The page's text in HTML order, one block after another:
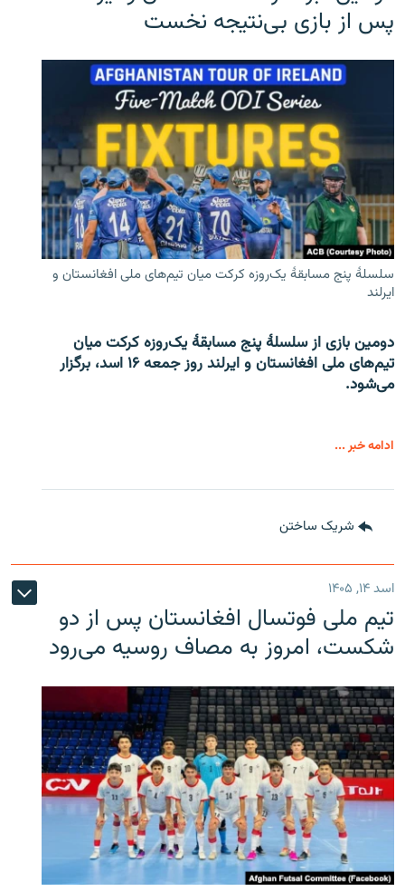
پس از بازی بی‌نتیجه نخست
سلسلۀ پنج مسابقۀ یک‌روزه کرکت میان تیم‌های ملی افغانستان و
ایرلند
دومین بازی از سلسلۀ پنج مسابقۀ یک‌روزه کرکت میان
تیم‌های ملی افغانستان و ایرلند روز جمعه ۱۶ اسد، برگزار
می‌شود.
ادامه خبر ...
شریک ساختن
اسد ۱۴, ۱۴۰۵
تیم ملی فوتسال افغانستان پس از دو
شکست، امروز به مصاف روسیه می‌رود